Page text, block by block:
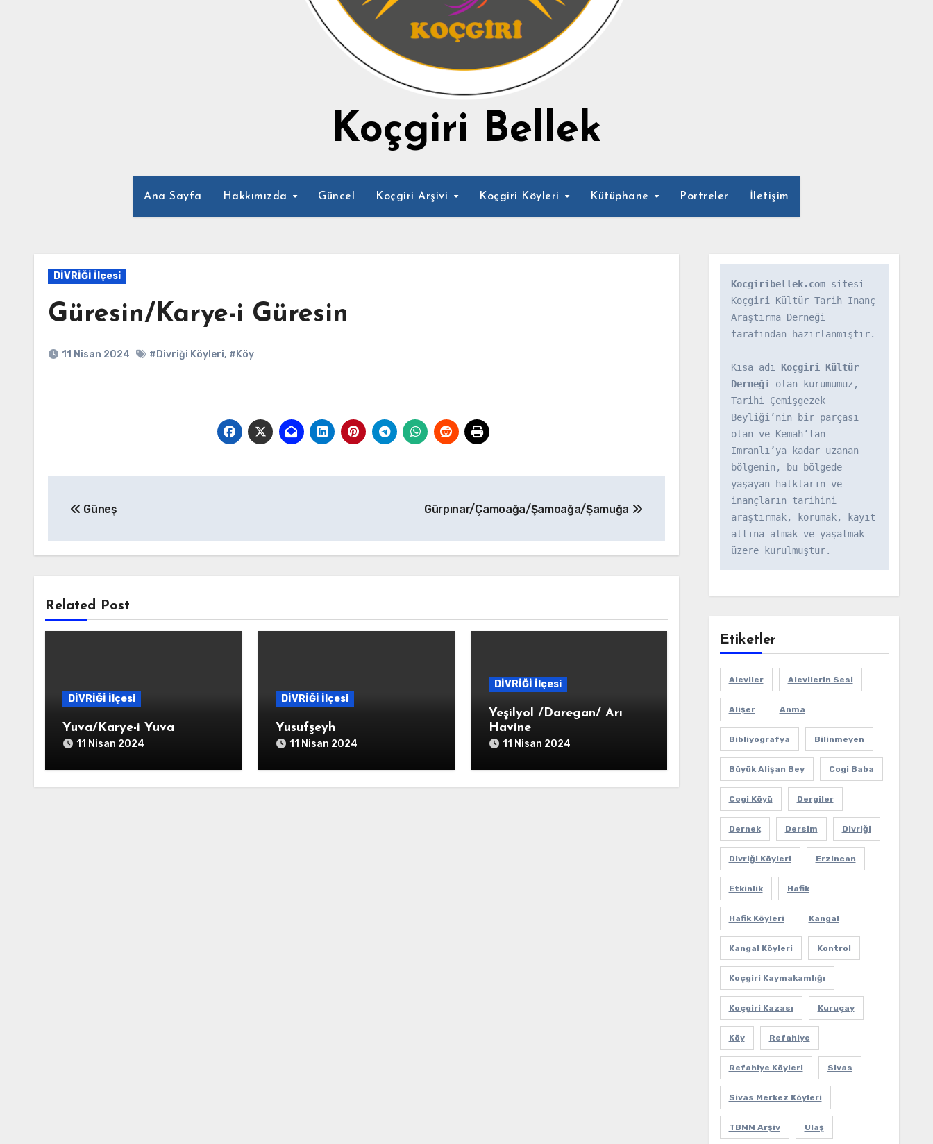
Koçgiri Bellek
Ana Sayfa Hakkımızda Güncel Koçgiri Arşivi Koçgiri Köyleri Kütüphane Portreler İletişim
DİVRİĞİ İlçesi
Güresin/Karye-i Güresin
11 Nisan 2024 #Divriği Köyleri, #Köy
gezinmesi
Güneş Gürpınar/Çamoağa/Şamoağa/Şamuğa
Related Post
DİVRİĞİ İlçesi
Yuva/Karye-i Yuva
11 Nisan 2024
DİVRİĞİ İlçesi
Yusufşeyh
11 Nisan 2024
DİVRİĞİ İlçesi
Yeşilyol /Daregan/ Arı
Havine
11 Nisan 2024
Kocgiribellek.com sitesi
Koçgiri Kültür Tarih İnanç
Araştırma Derneği
tarafından hazırlanmıştır.
Kısa adı Koçgiri Kültür
Derneği olan kurumumuz,
Tarihi Çemişgezek
Beyliği’nin bir parçası
olan ve Kemah’tan
İmranlı’ya kadar uzanan
bölgenin, bu bölgede
yaşayan halkların ve
inançların tarihini
araştırmak, korumak, kayıt
altına almak ve yaşatmak
üzere kurulmuştur.
Etiketler
Aleviler Alevilerin Sesi
Alişer Anma
Bibliyografya Bilinmeyen
Büyük Alişan Bey Cogi Baba
Cogi Köyü Dergiler
Dernek Dersim Divriği
Divriği Köyleri Erzincan
Etkinlik Hafik
Hafik Köyleri Kangal
Kangal Köyleri Kontrol
Koçgiri Kaymakamlığı
Koçgiri Kazası Kuruçay
Köy Refahiye
Refahiye Köyleri Sivas
Sivas Merkez Köyleri
TBMM Arşiv Ulaş